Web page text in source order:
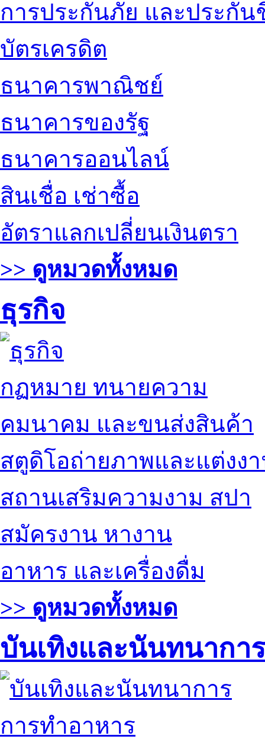
การประกันภัย และประกัน
บัตรเครดิต
ธนาคารพาณิชย์
ธนาคารของรัฐ
ธนาคารออนไลน์
สินเชื่อ เช่าซื้อ
อัตราแลกเปลี่ยนเงินตรา
>> ดูหมวดทั้งหมด
ธุรกิจ
กฏหมาย ทนายความ
คมนาคม และขนส่งสินค้า
สตูดิโอถ่ายภาพและแต่งง
สถานเสริมความงาม สปา
สมัครงาน หางาน
อาหาร และเครื่องดื่ม
>> ดูหมวดทั้งหมด
บันเทิงและนันทนาการ
การทำอาหาร